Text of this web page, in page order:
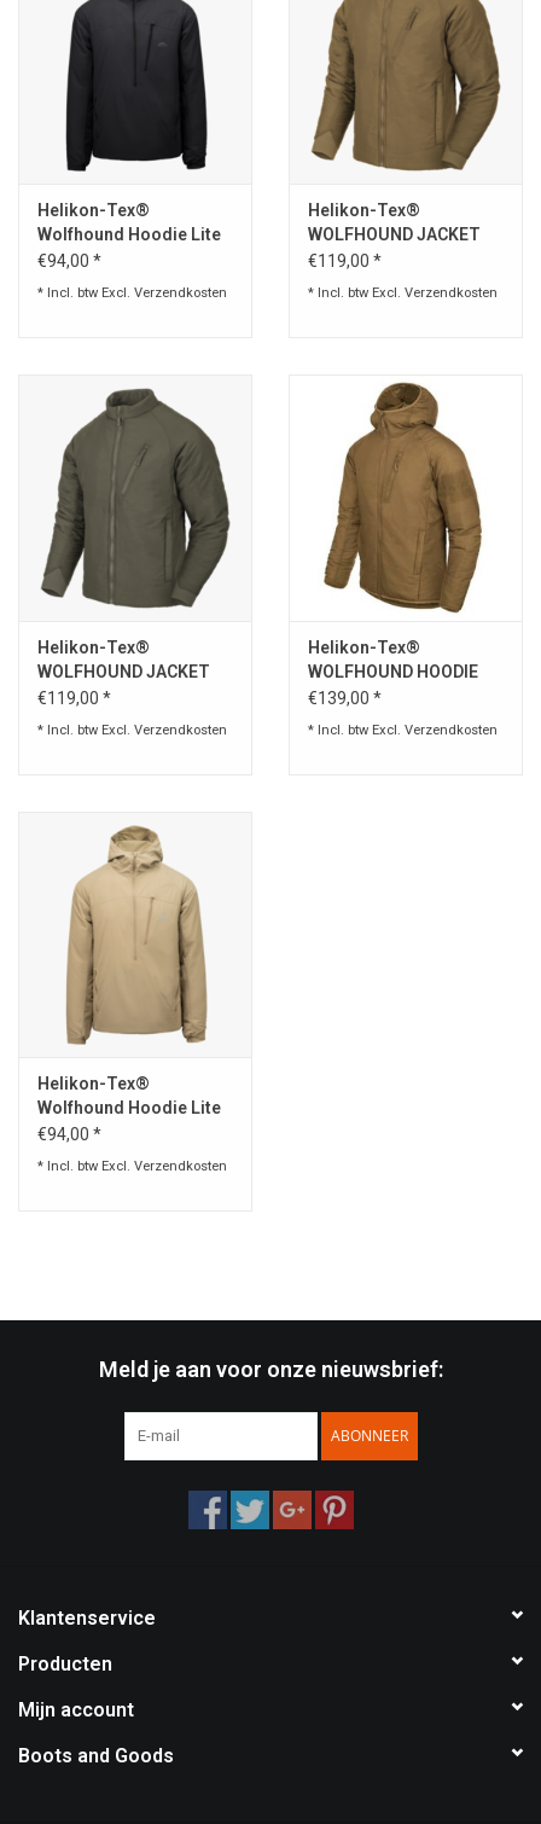
Helikon-Tex®
Wolfhound Hoodie Lite
Jacket - Black
€94,00 *
* Incl. btw Excl. Verzendkosten
Helikon-Tex®
WOLFHOUND JACKET
Coyote
€119,00 *
* Incl. btw Excl. Verzendkosten
Helikon-Tex®
WOLFHOUND JACKET
Taiga green
€119,00 *
* Incl. btw Excl. Verzendkosten
Helikon-Tex®
WOLFHOUND HOODIE
JACKET -
€139,00 *
* Incl. btw Excl. Verzendkosten
Helikon-Tex®
Wolfhound Hoodie Lite
Jacket - Khaki
€94,00 *
* Incl. btw Excl. Verzendkosten
Meld je aan voor onze nieuwsbrief:
ABONNEER
Klantenservice
Producten
Mijn account
Boots and Goods